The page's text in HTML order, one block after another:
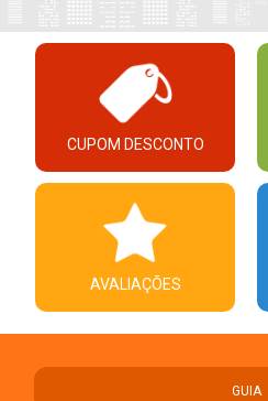
CUPOM DESCONTO
AVALIAÇÕES
GUIA